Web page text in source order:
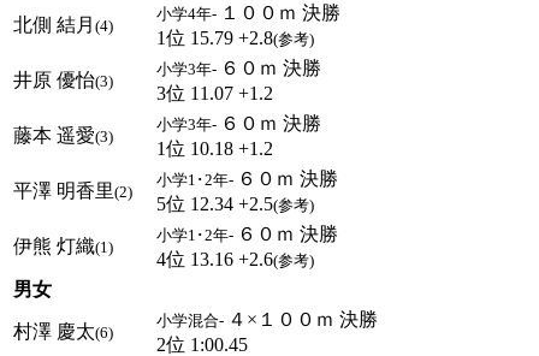
北側 結月 (4)
小学4年- １００ｍ 決勝
1位 15.79 +2.8(参考)
井原 優怡(3)
小学3年- ６０ｍ 決勝
3位 11.07 +1.2
藤本 遥愛(3)
小学3年- ６０ｍ 決勝
1位 10.18 +1.2
平澤 明香里(2)
小学1･2年- ６０ｍ 決勝
5位 12.34 +2.5(参考)
伊熊 灯織(1)
小学1･2年- ６０ｍ 決勝
4位 13.16 +2.6(参考)
男女
村澤 慶太(6)
小学混合- ４×１００ｍ 決勝
2位 1:00.45